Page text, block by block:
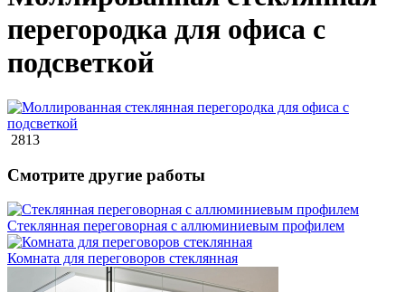
перегородка для офиса с
подсветкой
2813
Смотрите другие работы
Стеклянная переговорная с аллюминиевым профилем
Комната для переговоров стеклянная